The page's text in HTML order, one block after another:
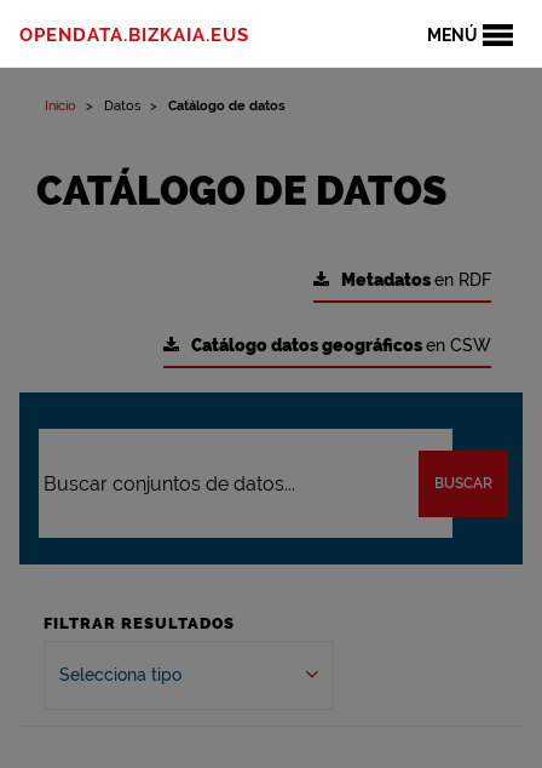
MENÚ
OPENDATA.BIZKAIA.EUS
Inicio Datos Catálogo de datos
CATÁLOGO DE DATOS
Metadatosen RDF
Catálogo datos geográficosen CSW
BUSCAR
FILTRAR RESULTADOS
Selecciona tipo